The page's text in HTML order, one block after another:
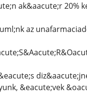
ak&aacute;r 20%
az
&eacute;vek